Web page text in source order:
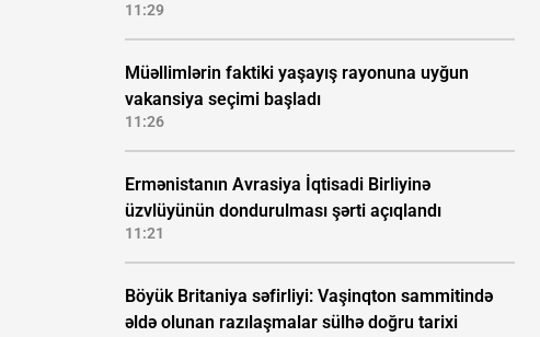
11:29
Müəllimlərin faktiki yaşayış rayonuna uyğun
vakansiya seçimi başladı
11:26
Ermənistanın Avrasiya İqtisadi Birliyinə
üzvlüyünün dondurulması şərti açıqlandı
11:21
Böyük Britaniya səfirliyi: Vaşinqton sammitində
əldə olunan razılaşmalar sülhə doğru tarixi